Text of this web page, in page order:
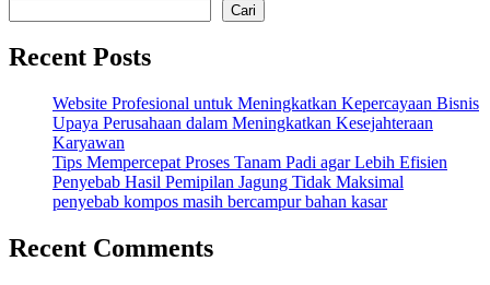
Cari
Recent Posts
Website Profesional untuk Meningkatkan Kepercayaan Bisnis
Upaya Perusahaan dalam Meningkatkan Kesejahteraan
Karyawan
Tips Mempercepat Proses Tanam Padi agar Lebih Efisien
Penyebab Hasil Pemipilan Jagung Tidak Maksimal
penyebab kompos masih bercampur bahan kasar
Recent Comments